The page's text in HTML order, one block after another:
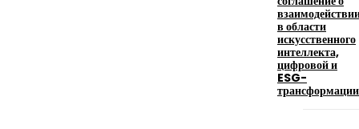
в области
искусственного
интеллекта,
цифровой и
ESG-
трансформации